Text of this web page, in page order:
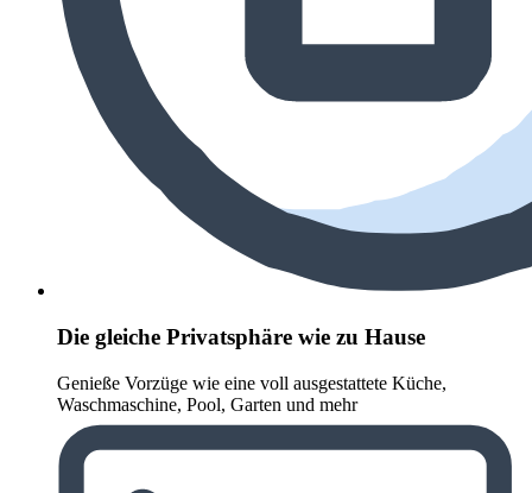
Die gleiche Privatsphäre wie zu Hause
Genieße Vorzüge wie eine voll ausgestattete Küche,
Waschmaschine, Pool, Garten und mehr